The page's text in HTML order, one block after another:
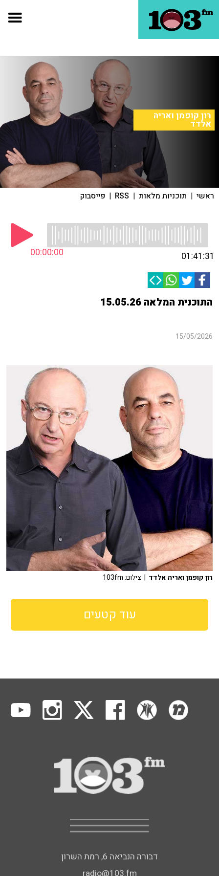
רון קופמן ואריה
אלדד
ראשי | תוכניות מלאות |
RSS
| פייסבוק
00:00:00 01:41:31
התוכנית המלאה 15.05.26
15/05/2026
רון קופמן ואריה אלדד | צילום: 103fm
עוד קטעים
דבורה הנביאה 6, רמת השרון
radio@103.fm